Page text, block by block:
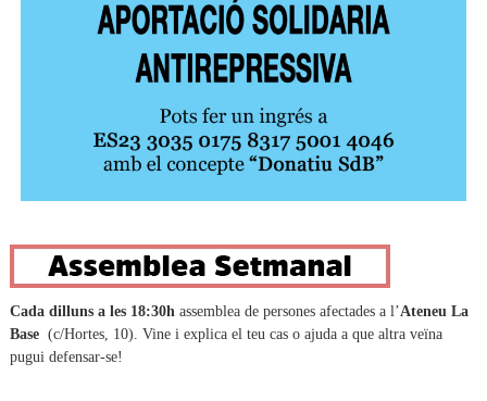
Cada dilluns a les 18:30h assemblea de persones afectades a l’Ateneu La
Base(c/Hortes, 10). Vine i explica el teu cas o ajuda a que altra veïna
pugui defensar-se!